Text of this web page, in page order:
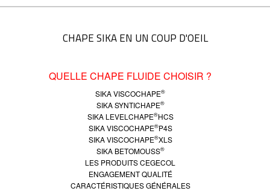
CHAPE SIKA EN UN COUP D'OEIL
QUELLE CHAPE FLUIDE CHOISIR ?
SIKA VISCOCHAPE®
SIKA SYNTICHAPE®
SIKA LEVELCHAPE®HCS
SIKA VISCOCHAPE®P4S
SIKA VISCOCHAPE®XLS
SIKA BETOMOUSS®
LES PRODUITS CEGECOL
ENGAGEMENT QUALITÉ
CARACTÉRISTIQUES GÉNÉRALES